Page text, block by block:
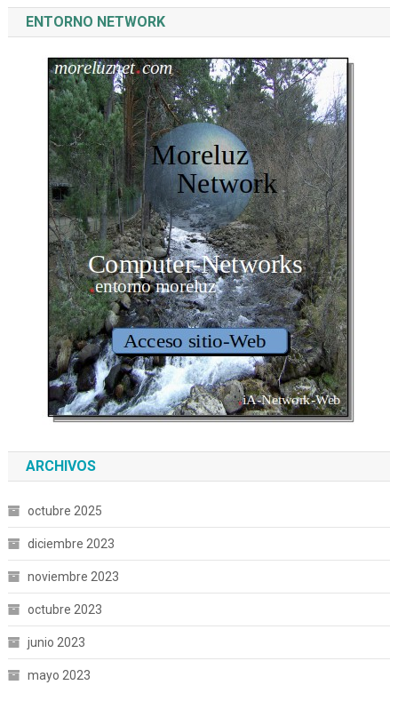
ENTORNO NETWORK
ARCHIVOS
octubre 2025
diciembre 2023
noviembre 2023
octubre 2023
junio 2023
mayo 2023